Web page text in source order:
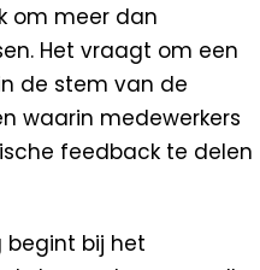
om meer dan
Het vraagt om een
de stem van de
waarin medewerkers
feedback te delen
begint bij het